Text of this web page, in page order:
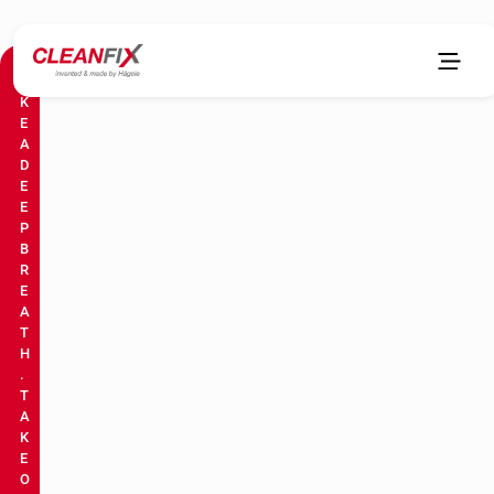
K
E
A
D
E
E
P
B
R
E
A
T
H
.
T
A
K
E
O